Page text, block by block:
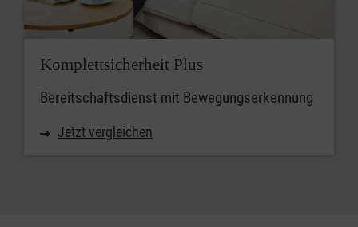
Komplettsicherheit Plus
Bereitschaftsdienst mit Bewegungserkennung
Jetzt vergleichen